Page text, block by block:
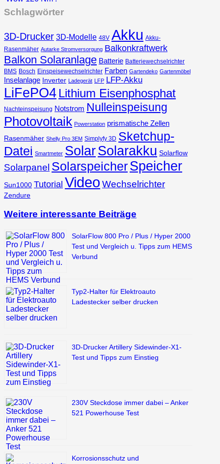
Schlagwörter
3D-Drucker 3D-Modelle 48V Akku Akku-
Rasenmäher Autarke Stromversorgung Balkonkraftwerk
Balkon Solaranlage Batterie Batteriewechselrichter
BMS Bosch Einspeisewechselrichter Farben Gartendeko Gartenmöbel
Inselanlage Inverter Ladegerät LFP LFP-Akku
LiFePO4 Lithium Eisenphosphat
Nachteinspeisung Notstrom Nulleinspeisung
Photovoltaik Powerstation prismatische Zellen
Rasenmäher Shelly Pro 3EM Simplyfy 3D Sketchup-
Datei Smartmeter SolarSolarakku Solarflow
Solarpanel SolarspeicherSpeicher
Sun1000 Tutorial Video Wechselrichter
Zendure
Weitere interessante Beiträge
SolarFlow 800 Pro / Plus / Hyper 2000
Test und Vergleich u. Tipps zum HEMS
Verbund
Typ2-Halter für Elektroauto
Ladestecker selber drucken
3D-Drucker Artillery Sidewinder-X1-
Test und Tipps zum Einstieg
230V Steckdose immer dabei – Anker
521 Powerhouse Test
Korrosionsschutz und